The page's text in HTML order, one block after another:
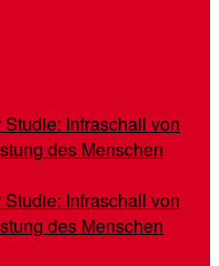
Infraschall von
des Menschen
Infraschall von
des Menschen